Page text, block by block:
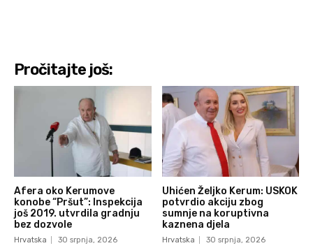
Pročitajte još:
Afera oko Kerumove
konobe “Pršut”: Inspekcija
još 2019. utvrdila gradnju
bez dozvole
Hrvatska 30 srpnja, 2026
Uhićen Željko Kerum: USKOK
potvrdio akciju zbog
sumnje na koruptivna
kaznena djela
Hrvatska 30 srpnja, 2026